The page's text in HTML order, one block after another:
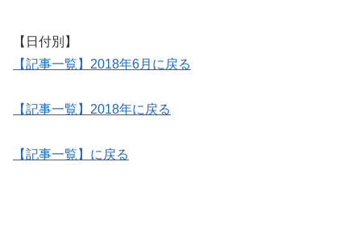
【日付別】
【記事一覧】2018年6月に戻る
【記事一覧】2018年に戻る
【記事一覧】に戻る